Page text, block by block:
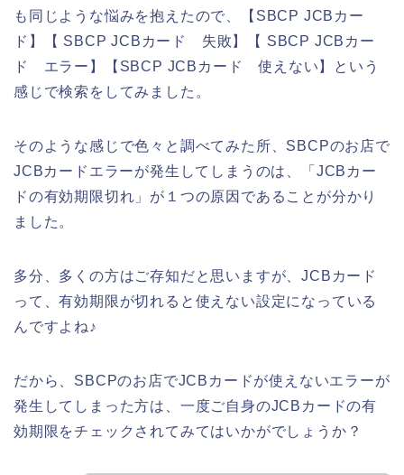
も同じような悩みを抱えたので、【SBCP JCBカー
ド】【 SBCP JCBカード 失敗】【 SBCP JCBカー
ド エラー】【SBCP JCBカード 使えない】という
感じで検索をしてみました。
そのような感じで色々と調べてみた所、SBCPのお店で
JCBカードエラーが発生してしまうのは、「JCBカー
ドの有効期限切れ」が１つの原因であることが分かり
ました。
多分、多くの方はご存知だと思いますが、JCBカード
って、有効期限が切れると使えない設定になっている
んですよね♪
だから、SBCPのお店でJCBカードが使えないエラーが
発生してしまった方は、一度ご自身のJCBカードの有
効期限をチェックされてみてはいかがでしょうか？